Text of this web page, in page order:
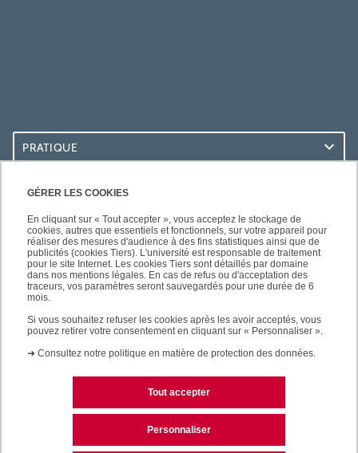
GÉRER LES COOKIES
En cliquant sur « Tout accepter », vous acceptez le stockage de
cookies, autres que essentiels et fonctionnels, sur votre appareil pour
réaliser des mesures d'audience à des fins statistiques ainsi que de
publicités (cookies Tiers). L'université est responsable de traitement
pour le site Internet. Les cookies Tiers sont détaillés par domaine
dans nos mentions légales. En cas de refus ou d'acceptation des
traceurs, vos paramètres seront sauvegardés pour une durée de 6
mois.
Si vous souhaitez refuser les cookies après les avoir acceptés, vous
pouvez retirer votre consentement en cliquant sur « Personnaliser ».
➜ Consultez notre politique en matière de protection des données.
Tout accepter
Personnaliser
PRATIQUE
ACCÈS RAPIDES
SUIVEZ-NOUS
Mentions légales
Plan d'accès Plan du site